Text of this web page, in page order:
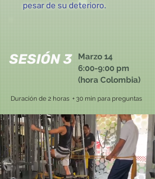
pesar de su deterioro.
SESIÓN 3
Marzo 14
6:00-9:00 pm
(hora Colombia)
Duración de 2 horas + 30 min para preguntas